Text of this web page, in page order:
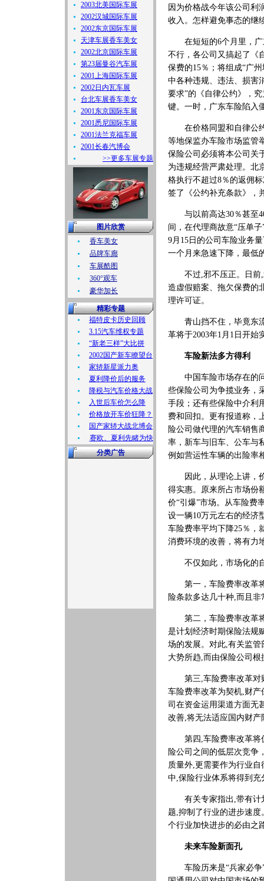
2003北美国际车展
2002汉城国际车展
2002东京国际车展
天津车展香车美女
2002北京国际车展
第23届曼谷汽车展
2001上海国际车展
2002日内瓦车展
台北车展香车美女
2001东京国际车展
2001悉尼国际车展
2001法兰克福车展
2001长春汽博会
>>更多车展专题
图片欣赏
香车美女
品牌车廊
车展酷图
360°观车
豪华加长
精彩专题
福特皮卡历史回顾
3.15汽车维权专题
“新老三样”大比拼
2002国产新车瞭望台
家轿新星派力奥
夏利降价后的服务
降税与汽车价格大战
入世后车价怎么降
价格放开车价狂降？
国产家轿大战北博会
赛欧、夏利先睹为快
分类广告
因为价格战今年该公司利
收入。怎样避免事态的继
在短短的6个月里，广
不行，各公司又搞起了《
保费的15％；将组成“广
中各种违规、违法、损害
要求”的《自律公约》，
键。一时，广东车险陷入
在价格同盟和自律公约
等地保监办车险市场监管
保险公司必须将本公司关
为违规经营严肃处理。北
格执行不超过8％的返佣
签了《公约补充条款》，
与以前高达30％甚至40
间，在代理商故意“压单
9月15日的公司车险业务
一个月来急速下降，最低
不过,邪不压正。日前,
造虚假赔案、拖欠保费的
理许可证。
青山挡不住，毕竟东流
革将于2003年1月1日开始
车险新法多方得利
中国车险市场存在的问
些保险公司为争揽业务，
手段；还有些保险中介利
费和回扣。更有报道称，
险公司做代理的汽车销售
率，新车与旧车、公车与
例如营运性车辆的出险率
因此，从理论上讲，价
得实惠。原来所占市场份
价“引爆”市场。从车险费
设一辆10万元左右的经济
车险费率平均下降25％，
消费环境的改善，将有力
不仅如此，市场化的自
第一，车险费率改革将
险条款多达几十种,而且
第二，车险费率改革将
是计划经济时期保险法规
场的发展。对此,有关监
大势所趋,而由保险公司
第三,车险费率改革对财
车险费率改革为契机,财
司在资金运用渠道方面无
改善,将无法适应国内财
第四,车险费率改革将促
险公司之间的低层次竞争
质量外,更需要作为行业
中,保险行业体系将得到
有关专家指出,带有计划
题,抑制了行业的进步速
个行业加快进步的必由之
未来车险新面孔
车险历来是“兵家必争”